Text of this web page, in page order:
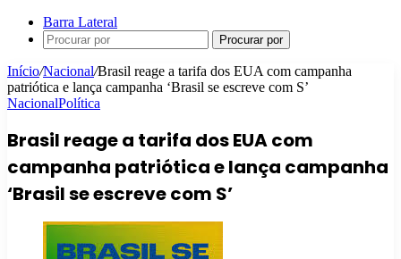
Barra Lateral
Procurar por
Início/Nacional/Brasil reage a tarifa dos EUA com campanha
patriótica e lança campanha ‘Brasil se escreve com S’
NacionalPolítica
Brasil reage a tarifa dos EUA com
campanha patriótica e lança campanha
‘Brasil se escreve com S’